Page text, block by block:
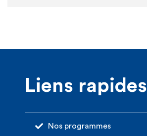
Liens rapides
Nos programmes